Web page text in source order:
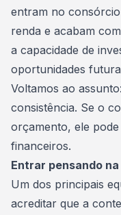
entram no
renda e acabam
a capacidade de
oportunidades
Voltamos ao
consistência. Se o
orçamento, ele
financeiros.
Entrar pensando
Um dos principais
acreditar que a